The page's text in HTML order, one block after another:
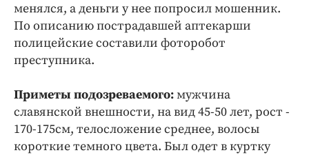
Медиаперсона
Интересное чтиво
Клиника года
Работодатель года
менялся, а деньги у нее попросил мошенник.
По описанию пострадавшей аптекарши
полицейские составили фоторобот
преступника.
Приметы подозреваемого:мужчина
славянской внешности, на вид 45-50 лет, рост -
170-175см, телосложение среднее, волосы
короткие темного цвета. Был одет в куртку